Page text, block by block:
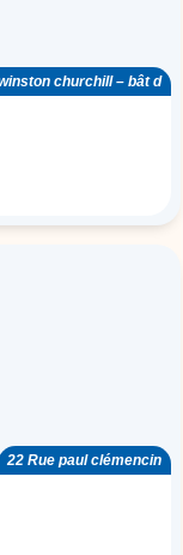
churchill – bât d
22 Rue paul clémencin